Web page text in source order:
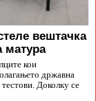
вештачка
матура
кои
државна
Доколку се